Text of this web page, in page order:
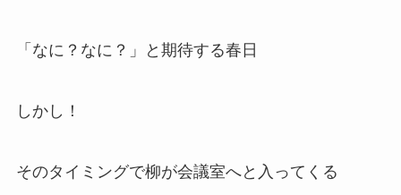
「なに？なに？」と期待する春日
しかし！
そのタイミングで柳が会議室へと入ってくる